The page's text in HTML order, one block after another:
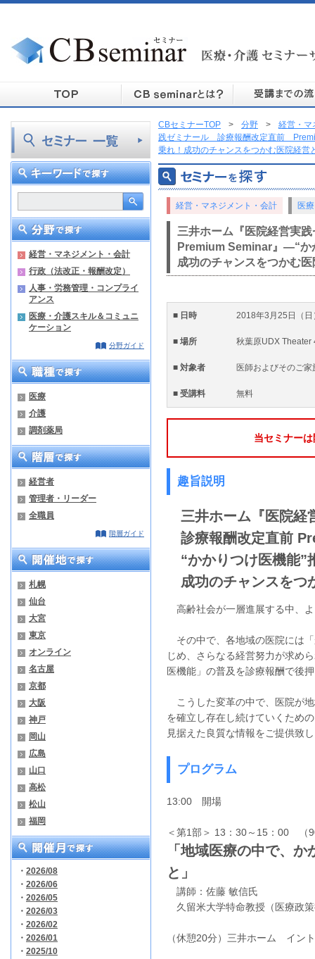
経営・マネジメント・会計
行政（法改正・報酬改定）
人事・労務管理・コンプライ
アンス
医療・介護スキル＆コミュニ
ケーション
分野ガイド
医療
介護
調剤薬局
経営者
管理者・リーダー
全職員
階層ガイド
札幌
仙台
大宮
東京
オンライン
名古屋
京都
大阪
神戸
岡山
広島
山口
高松
松山
福岡
・ 2026/08
・ 2026/06
・ 2026/05
・ 2026/03
・ 2026/02
・ 2026/01
・ 2025/10
CBセミナーTOP > 分野 >
経営・マ
践ゼミナール 診療報酬改定直前
乗れ！成功のチャンスをつかむ医院経営
経営・マネジメント・会計 医療
三井ホーム『医院経営実
Premium Seminar』―“か
成功のチャンスをつかむ
■ 日時 2018年3月25日（
■ 場所 秋葉原UDX Theater
■ 対象者 医師およびそのご家
■ 受講料 無料
当セミナー
趣旨説明
三井ホーム 『医院
診療報酬改定直前
“かかりつけ医機能”
成功のチャンスをつ
高齢社会が一層進展する中、
その中で、各地域の医院には
じめ、さらなる経営努力が求め
医機能」の普及を診療報酬で後
こうした変革の中で、医院が
を確立し存在し続けていくため
見据えた良質な情報をご提供致
プログラム
13:00 開場
＜第1部＞ 13：30～15：00 （
「地域医療の中で、
と」
講師：佐藤 敏信氏
久留米大学特命教授（医療政
（休憩20分）三井ホーム イン